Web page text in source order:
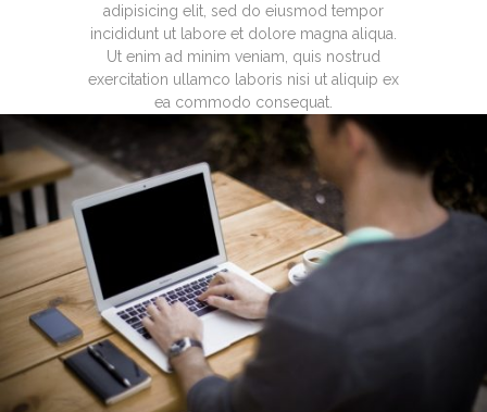
adipisicing elit, sed do eiusmod tempor
incididunt ut labore et dolore magna aliqua.
Ut enim ad minim veniam, quis nostrud
exercitation ullamco laboris nisi ut aliquip ex
ea commodo consequat.